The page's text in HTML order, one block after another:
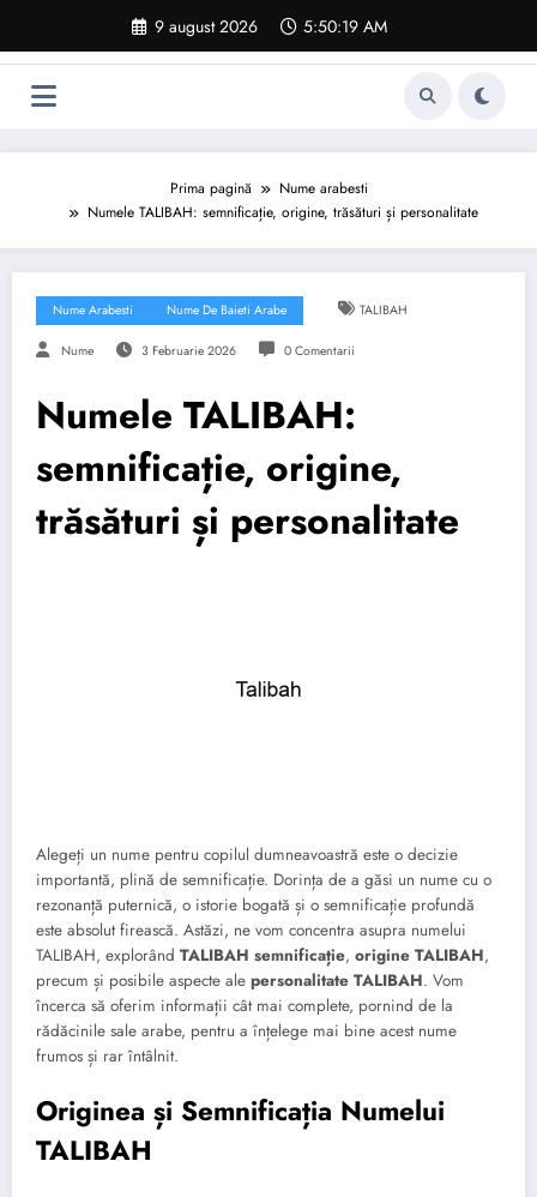
conținut
9 august 2026 5:50:20 AM
Prima pagină
Nume arabesti
Numele TALIBAH: semnificație, origine, trăsături și personalitate
Nume Arabesti Nume De Baieti Arabe TALIBAH
Nume 3 Februarie 2026 0 Comentarii
Numele TALIBAH:
semnificație, origine,
trăsături și personalitate
Alegeți un nume pentru copilul dumneavoastră este o decizie
importantă, plină de semnificație. Dorința de a găsi un nume cu o
rezonanță puternică, o istorie bogată și o semnificație profundă
este absolut firească. Astăzi, ne vom concentra asupra numelui
TALIBAH, explorând TALIBAH semnificație, origine TALIBAH,
precum și posibile aspecte ale personalitate TALIBAH. Vom
încerca să oferim informații cât mai complete, pornind de la
rădăcinile sale arabe, pentru a înțelege mai bine acest nume
frumos și rar întâlnit.
Originea și Semnificația Numelui
TALIBAH